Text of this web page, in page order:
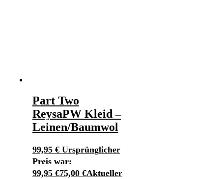
Part Two
ReysaPW Kleid –
Leinen/Baumwol
99,95 € Ursprünglicher
Preis war:
99,95 €75,00 €Aktueller